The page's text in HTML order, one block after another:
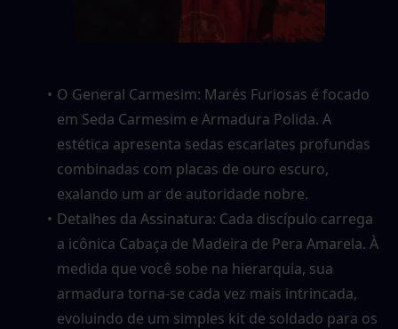
O General Carmesim: Marés Furiosas é focado
em Seda Carmesim e Armadura Polida. A
estética apresenta sedas escarlates profundas
combinadas com placas de ouro escuro,
exalando um ar de autoridade nobre.
Detalhes da Assinatura: Cada discípulo carrega
a icônica Cabaça de Madeira de Pera Amarela. À
medida que você sobe na hierarquia, sua
armadura torna-se cada vez mais intrincada,
evoluindo de um simples kit de soldado para os